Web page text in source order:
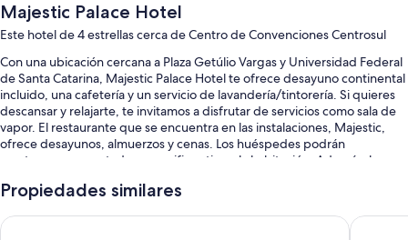
Majestic Palace Hotel
Este hotel de 4 estrellas cerca de Centro de Convenciones Centrosul
Con una ubicación cercana a Plaza Getúlio Vargas y Universidad Federal
de Santa Catarina, Majestic Palace Hotel te ofrece desayuno continental
incluido, una cafetería y un servicio de lavandería/tintorería. Si quieres
descansar y relajarte, te invitamos a disfrutar de servicios como sala de
vapor. El restaurante que se encuentra en las instalaciones, Majestic,
ofrece desayunos, almuerzos y cenas. Los huéspedes podrán
mantenerse conectados con wifi gratis en la habitación. Además, la
También se incluyen los siguientes beneficios:
Propiedades similares
Novotel Florianópolis HOTEL